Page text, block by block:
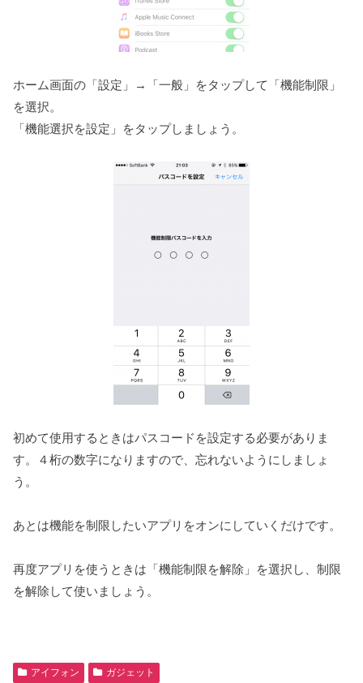
ホーム画面の「設定」→「一般」をタップして「機能制限」
を選択。
「機能選択を設定」をタップしましょう。
初めて使用するときはパスコードを設定する必要がありま
す。４桁の数字になりますので、忘れないようにしましょ
う。
あとは機能を制限したいアプリをオンにしていくだけです。
再度アプリを使うときは「機能制限を解除」を選択し、制限
を解除して使いましょう。
アイフォン ガジェット